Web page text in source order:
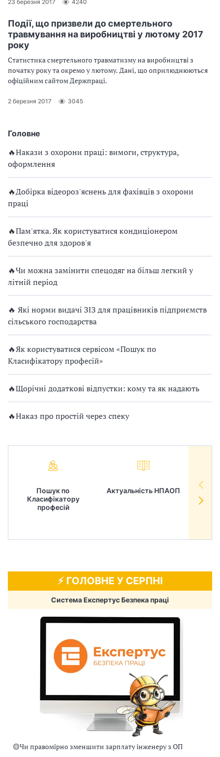
Головне
🔥Накази з охорони праці: вимоги, структура,
оформлення
🔥Добірка відеороз'яснень для фахівців з охорони
праці
🔥Пам'ятка. Як користуватися кондиціонером
безпечно для здоров'я
🔥Чи можна замінити спецодяг на більш легкий у
літній період
🔥 Які норми видачі ЗІЗ для працівників підприємств
сільського господарства
🔥Як користуватися сервісом «Пошук по
Класифікатору професій»
🔥Щорічні додаткові відпустки: кому та як надають
🔥Наказ про простій через спеку
Пошук по
Класифікатору
професій
Актуальність НПАОП
23 березня 2017 4240
Події, що призвели до смертельного
травмування на виробництві у лютому 2017
року
Статистика смертельного травматизму на виробництві з
початку року та окремо у лютому. Дані, що оприлюднюються
офіційним сайтом Держпраці.
2 березня 2017 3045
⚡️ ГОЛОВНЕ У СЕРПНІ
Система Експертус Безпека праці
🟡Чи правомірно зменшити зарплату інженеру з ОП